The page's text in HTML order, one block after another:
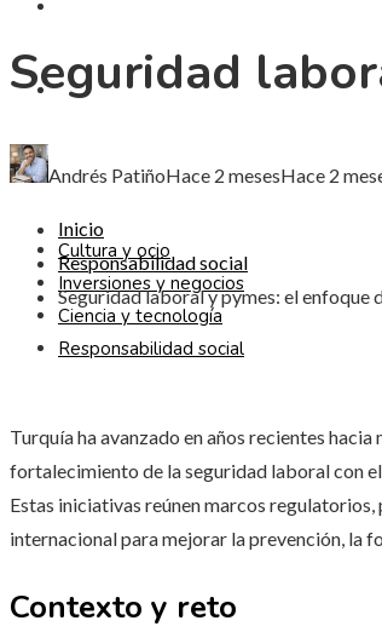
CIENCIA Y TECNOLOGÍA
RESPONSABILIDAD SOCIAL
Cultura y ocio
Inversiones y negocios
Ciencia y tecnología
Responsabilidad social
Seguridad
Andrés PatiñoHace 2 mesesHace 2
Inicio
Responsabilidad social
Seguridad laboral y pymes: el enfoque
Turquía ha avanzado en años recientes
fortalecimiento de la seguridad laboral con
Estas iniciativas reúnen marcos
internacional para mejorar la prevención, la
Contexto y reto